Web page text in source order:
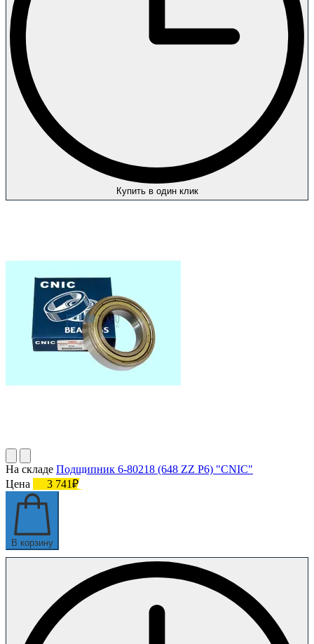
Купить в один клик
На складе Подшипник 6-80218 (648 ZZ P6) "CNIC"
Цена
3 741₽
В корзину